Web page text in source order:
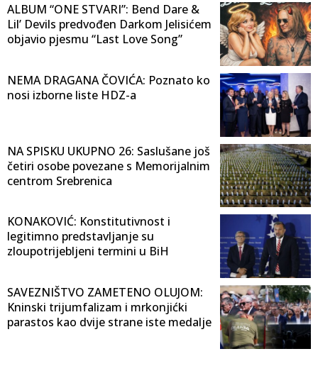
ALBUM “ONE STVARI”: Bend Dare &
Lil’ Devils predvođen Darkom Jelisićem
objavio pjesmu “Last Love Song”
NEMA DRAGANA ČOVIĆA: Poznato ko
nosi izborne liste HDZ-a
NA SPISKU UKUPNO 26: Saslušane još
četiri osobe povezane s Memorijalnim
centrom Srebrenica
KONAKOVIĆ: Konstitutivnost i
legitimno predstavljanje su
zloupotrijebljeni termini u BiH
SAVEZNIŠTVO ZAMETENO OLUJOM:
Kninski trijumfalizam i mrkonjićki
parastos kao dvije strane iste medalje